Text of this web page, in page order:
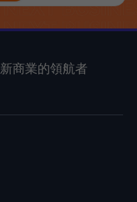
新商業的領航者